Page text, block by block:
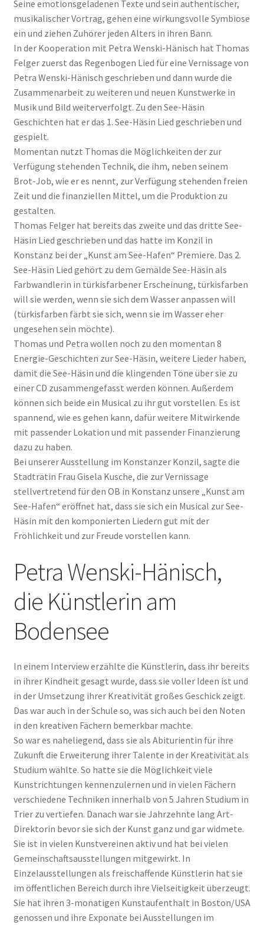
Seine emotionsgeladenen Texte und sein authentischer,
musikalischer Vortrag, gehen eine wirkungsvolle Symbiose
ein und ziehen Zuhörer jeden Alters in ihren Bann.
In der Kooperation mit Petra Wenski-Hänisch hat Thomas
Felger zuerst das Regenbogen Lied für eine Vernissage von
Petra Wenski-Hänisch geschrieben und dann wurde die
Zusammenarbeit zu weiteren und neuen Kunstwerke in
Musik und Bild weiterverfolgt. Zu den See-Häsin
Geschichten hat er das 1. See-Häsin Lied geschrieben und
gespielt.
Momentan nutzt Thomas die Möglichkeiten der zur
Verfügung stehenden Technik, die ihm, neben seinem
Brot-Job, wie er es nennt, zur Verfügung stehenden freien
Zeit und die finanziellen Mittel, um die Produktion zu
gestalten.
Thomas Felger hat bereits das zweite und das dritte See-
Häsin Lied geschrieben und das hatte im Konzil in
Konstanz bei der „Kunst am See-Hafen“ Premiere. Das 2.
See-Häsin Lied gehört zu dem Gemälde See-Häsin als
Farbwandlerin in türkisfarbener Erscheinung, türkisfarben
will sie werden, wenn sie sich dem Wasser anpassen will
(türkisfarben färbt sie sich, wenn sie im Wasser eher
ungesehen sein möchte).
Thomas und Petra wollen noch zu den momentan 8
Energie-Geschichten zur See-Häsin, weitere Lieder haben,
damit die See-Häsin und die klingenden Töne über sie zu
einer CD zusammengefasst werden können. Außerdem
können sich beide ein Musical zu ihr gut vorstellen. Es ist
spannend, wie es gehen kann, dafür weitere Mitwirkende
mit passender Lokation und mit passender Finanzierung
dazu zu haben.
Bei unserer Ausstellung im Konstanzer Konzil, sagte die
Stadträtin Frau Gisela Kusche, die zur Vernissage
stellvertretend für den OB in Konstanz unsere „Kunst am
See-Hafen“ eröffnet hat, dass sie sich ein Musical zur See-
Häsin mit den komponierten Liedern gut mit der
Fröhlichkeit und zur Freude vorstellen kann.
Petra Wenski-Hänisch,
die Künstlerin am
Bodensee
In einem Interview erzählte die Künstlerin, dass ihr bereits
in ihrer Kindheit gesagt wurde, dass sie voller Ideen ist und
in der Umsetzung ihrer Kreativität großes Geschick zeigt.
Das war auch in der Schule so, was sich auch bei den Noten
in den kreativen Fächern bemerkbar machte.
So war es naheliegend, dass sie als Abiturientin für ihre
Zukunft die Erweiterung ihrer Talente in der Kreativität als
Studium wählte. So hatte sie die Möglichkeit viele
Kunstrichtungen kennenzulernen und in vielen Fächern
verschiedene Techniken innerhalb von 5 Jahren Studium in
Trier zu vertiefen. Danach war sie Jahrzehnte lang Art-
Direktorin bevor sie sich der Kunst ganz und gar widmete.
Sie ist in vielen Kunstvereinen aktiv und hat bei vielen
Gemeinschaftsausstellungen mitgewirkt. In
Einzelausstellungen als freischaffende Künstlerin hat sie
im öffentlichen Bereich durch ihre Vielseitigkeit überzeugt.
Sie hat ihren 3-monatigen Kunstaufenthalt in Boston/USA
genossen und ihre Exponate bei Ausstellungen im